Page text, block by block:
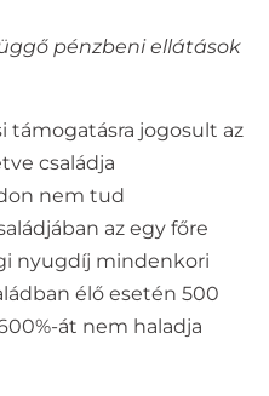
pénzbeni ellátások
támogatásra jogosult az
családja
nem tud
az egy főre
nyugdíj mindenkori
élő esetén 500
át nem haladja